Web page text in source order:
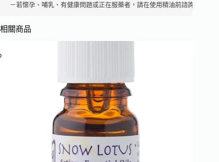
－若懷孕、哺乳、有健康問題或正在服藥者，請在使用精油前諮詢您的芳
相關商品